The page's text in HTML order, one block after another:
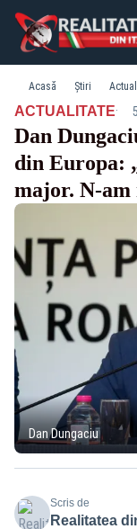
Acasă Știri
ACTUALITATE·
Dan
din Europa:
major. N-am
Dan Dungaciu
Scris de
Realitatea